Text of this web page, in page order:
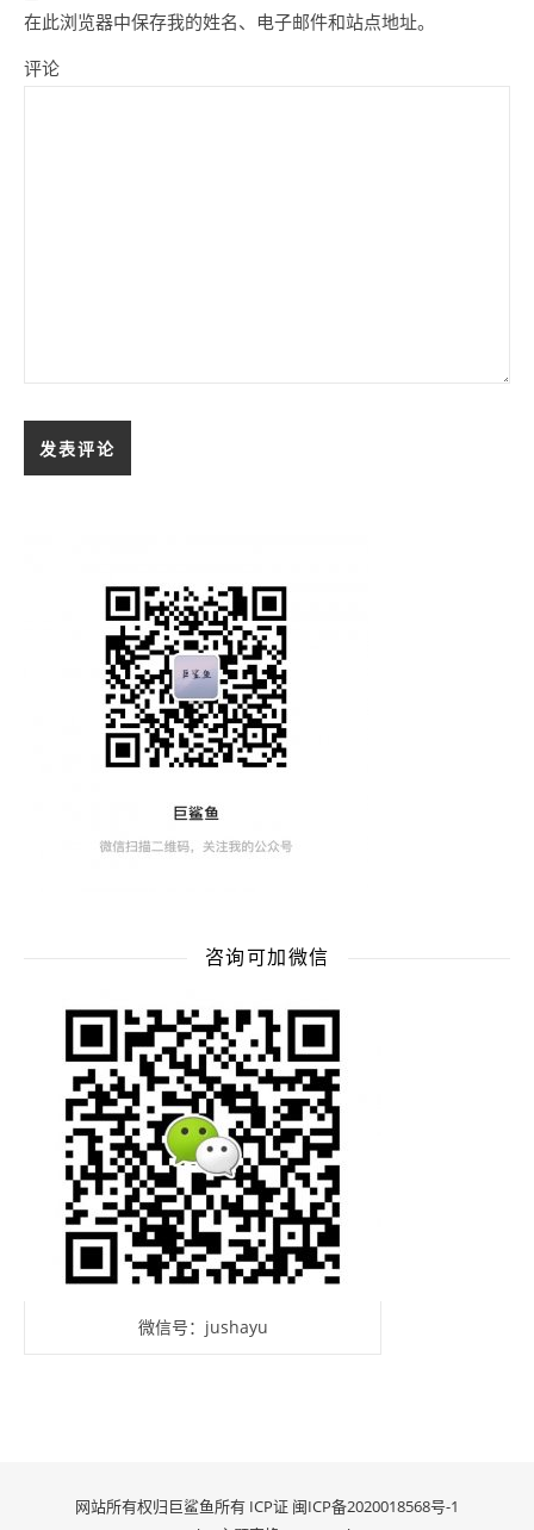
在此浏览器中保存我的姓名、电子邮件和站点地址。
评论
咨询可加微信
微信号：jushayu
网站所有权归巨鲨鱼所有 ICP证 闽ICP备2020018568号-1